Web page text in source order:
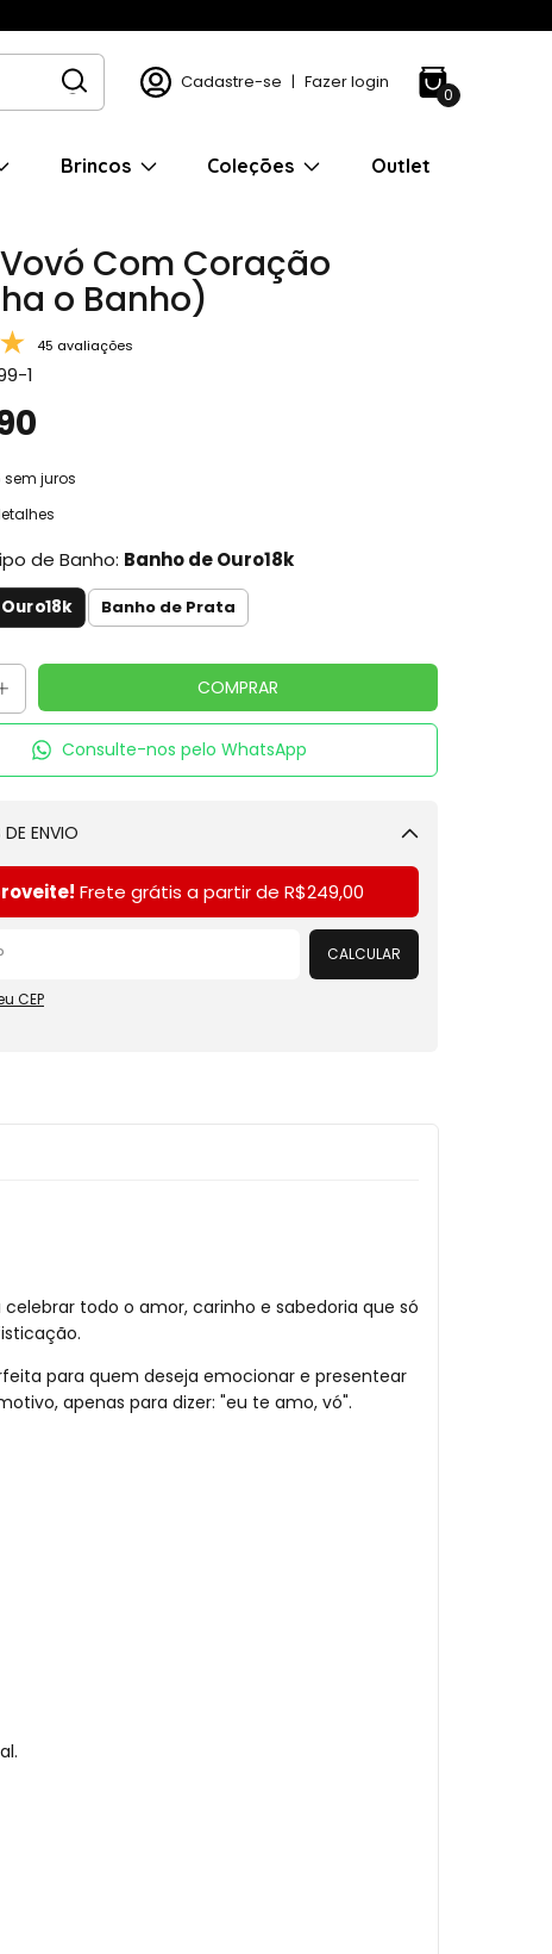
Cadastre-se | Fazer login
0
Brincos Coleções Outlet
Com Coração
o Banho)
45 avaliações
1
sem juros
de Banho: Banho de Ouro18k
Banho de Prata
Consulte-nos pelo WhatsApp
ENVIO
Frete grátis a partir de R$249,00
CALCULAR
CEP
todo o amor, carinho e sabedoria que só
para quem deseja emocionar e presentear
apenas para dizer: "eu te amo, vó".